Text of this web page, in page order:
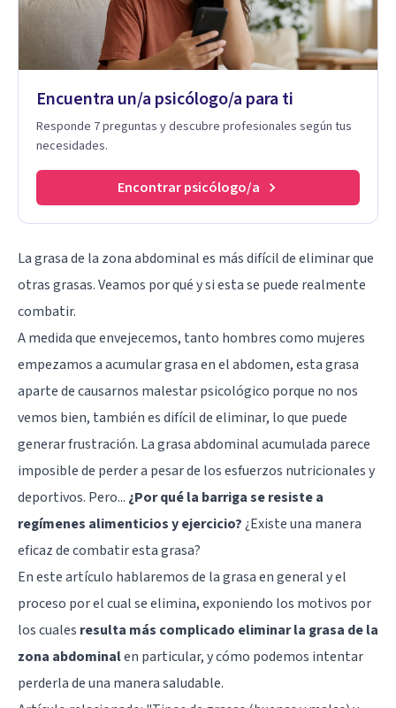
Encuentra un/a psicólogo/a para ti
Responde 7 preguntas y descubre profesionales según tus
necesidades.
Encontrar psicólogo/a
La grasa de la zona abdominal es más difícil de eliminar que
otras grasas. Veamos por qué y si esta se puede realmente
combatir.
A medida que envejecemos, tanto hombres como mujeres
empezamos a acumular grasa en el abdomen, esta grasa
aparte de causarnos malestar psicológico porque no nos
vemos bien, también es difícil de eliminar, lo que puede
generar frustración. La grasa abdominal acumulada parece
imposible de perder a pesar de los esfuerzos nutricionales y
deportivos. Pero... ¿Por qué la barriga se resiste a
regímenes alimenticios y ejercicio?¿Existe una manera
eficaz de combatir esta grasa?
En este artículo hablaremos de la grasa en general y el
proceso por el cual se elimina, exponiendo los motivos por
los cuales resulta más complicado eliminar la grasa de la
zona abdominalen particular, y cómo podemos intentar
perderla de una manera saludable.